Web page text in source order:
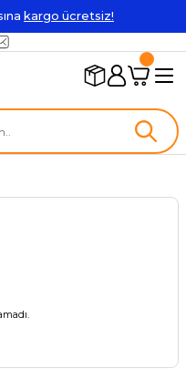
kargo ücretsiz!